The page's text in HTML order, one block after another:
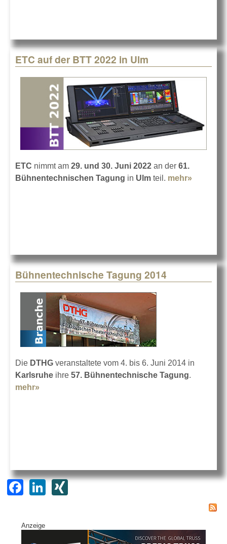
ETC auf der BTT 2022 in Ulm
ETC nimmt am 29. und 30. Juni 2022 an der 61.
Bühnentechnischen Tagung in Ulm teil. mehr»
Bühnentechnische Tagung 2014
Die DTHG veranstaltete vom 4. bis 6. Juni 2014 in
Karlsruhe ihre 57. Bühnentechnische Tagung.
mehr»
F
c
e
Li
e
XI
Anzeige